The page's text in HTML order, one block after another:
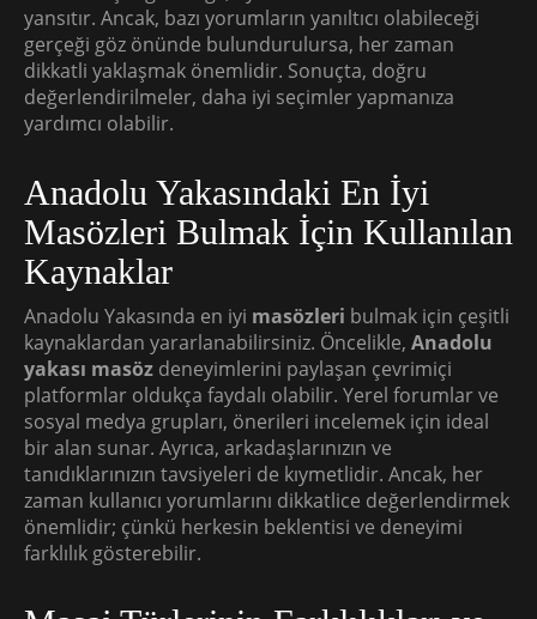
yansıtır. Ancak, bazı yorumların yanıltıcı olabileceği
gerçeği göz önünde bulundurulursa, her zaman
dikkatli yaklaşmak önemlidir. Sonuçta, doğru
değerlendirilmeler, daha iyi seçimler yapmanıza
yardımcı olabilir.
Anadolu Yakasındaki En İyi
Masözleri Bulmak İçin Kullanılan
Kaynaklar
Anadolu Yakasında en iyi masözleri bulmak için çeşitli
kaynaklardan yararlanabilirsiniz. Öncelikle, Anadolu
yakası masöz deneyimlerini paylaşan çevrimiçi
platformlar oldukça faydalı olabilir. Yerel forumlar ve
sosyal medya grupları, önerileri incelemek için ideal
bir alan sunar. Ayrıca, arkadaşlarınızın ve
tanıdıklarınızın tavsiyeleri de kıymetlidir. Ancak, her
zaman kullanıcı yorumlarını dikkatlice değerlendirmek
önemlidir; çünkü herkesin beklentisi ve deneyimi
farklılık gösterebilir.